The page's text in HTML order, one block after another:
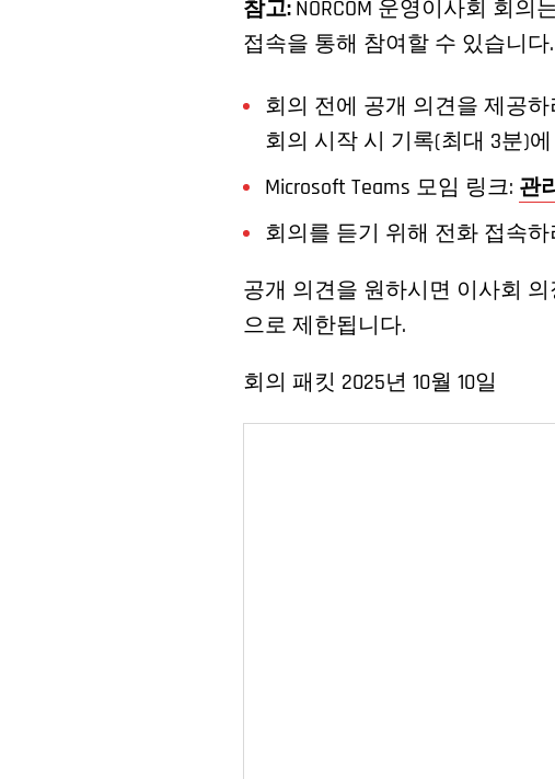
참고: NORCOM 운영이사회 회
접속을 통해 참여할 수 있습니다.
회의 전에 공개 의견을 제공
회의 시작 시 기록(최대 3분)
Microsoft Teams 모임 링크: 관
회의를 듣기 위해 전화 접속하
공개 의견을 원하시면 이사회
으로 제한됩니다.
회의 패킷 2025년 10월 10일